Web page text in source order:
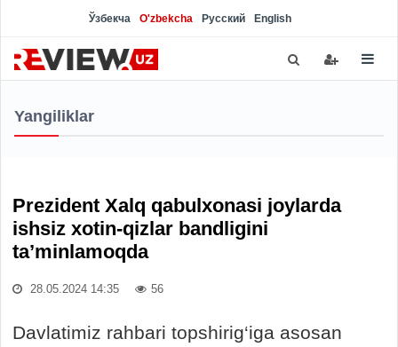
Ўзбекча O'zbekcha Русский English
Yangiliklar
Prezident Xalq qabulxonasi joylarda
ishsiz xotin-qizlar bandligini
ta’minlamoqda
28.05.2024 14:35 56
Davlatimiz rahbari topshirig‘iga asosan